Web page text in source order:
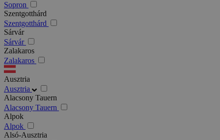
Sopron
Szentgotthárd
Szentgotthárd
Sárvár
Sárvár
Zalakaros
Zalakaros
Ausztria
Ausztria
Alacsony Tauern
Alacsony Tauern
Alpok
Alpok
Alsó-Ausztria